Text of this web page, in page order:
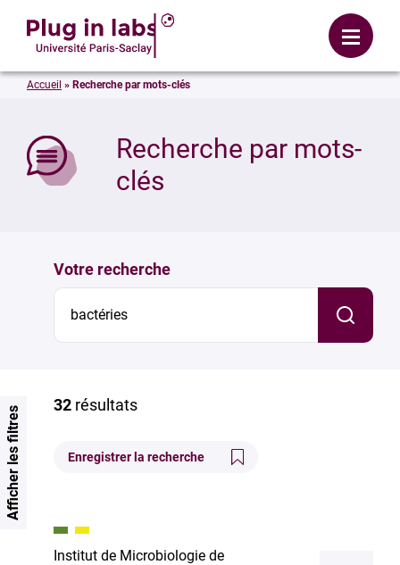
Menu
Recherche par mots-
clés
Accueil » Recherche par mots-clés
Votre recherche
32 résultats
Enregistrer la recherche
Institut de Microbiologie de
Afficher les filtres